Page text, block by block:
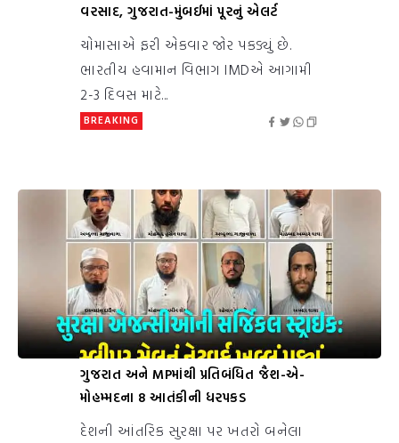
વરસાદ, ગુજરાત-મુંબઈમાં પૂરનું એલર્ટ
ચોમાસાએ ફરી એકવાર જોર પકડ્યું છે.
ભારતીય હવામાન વિભાગ IMDએ આગામી
2-3 દિવસ માટે...
BREAKING
ગુજરાત અને MPમાંથી પ્રતિબંધિત જૈશ-એ-
મોહમ્મદના 8 આતંકીની ધરપકડ
દેશની આંતરિક સુરક્ષા પર ખતરો બનેલા